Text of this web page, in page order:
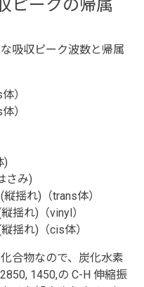
ピークの帰属
吸収ピーク波数と帰属
）
）
)
さみ)
揺れ)（trans体）
揺れ)（vinyl）
揺れ)（cis体）
合物なので、炭化水素
1450,の C-H 伸縮振